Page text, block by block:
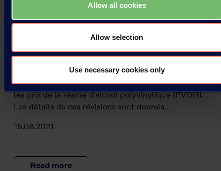
Allow all cookies
Allow selection
Use necessary cookies only
Kuraray annonce sa décision de réviser à la hausse
les prix de la résine d'alcool polyvinylique (PVOH).
Les détails de ces révisions sont donnés…
18.08.2021
Read more